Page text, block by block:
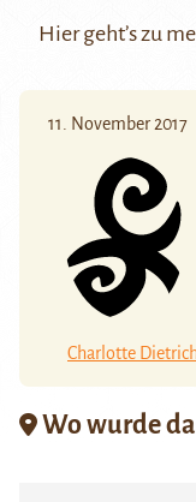
Hiergeht’s zu
11. November 2017
Charlotte
Wo wurde